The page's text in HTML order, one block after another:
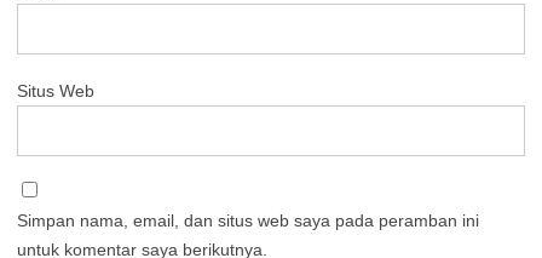
Situs Web
Simpan nama, email, dan situs web saya pada peramban ini
untuk komentar saya berikutnya.